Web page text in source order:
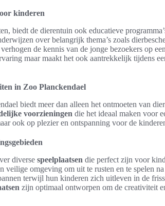
kinderen
biedt de dierentuin ook educatieve
over belangrijk thema’s zoals
de kennis van de jonge bezoekers op
maar maakt het ook aantrekkelijk tijdens
in Zoo Planckendael
biedt meer dan alleen het ontmoeten van
voorzieningen die het ideaal maken voor
ook op plezier en ontspanning voor de
diverse speelplaatsen die perfect zijn voor
veilige omgeving om uit te rusten en te spelen
terwijl hun kinderen zich uitleven in de
zijn optimaal ontworpen om de creativiteit